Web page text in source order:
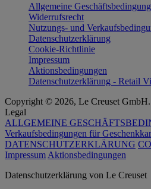
Allgemeine
Widerrufsrecht
Nutzungs- und
Datenschutzerklärung
Cookie-Richtlinie
Impressum
Aktionsbedingungen
Datenschutzerklärung - Retail
Copyright © 2026, Le Creuset
Legal
ALLGEMEINE
Verkaufsbedingungen für
DATENSCHUTZERKLÄRUNG
Impressum Aktionsbedingungen
Datenschutz­erklärung von Le Creuset